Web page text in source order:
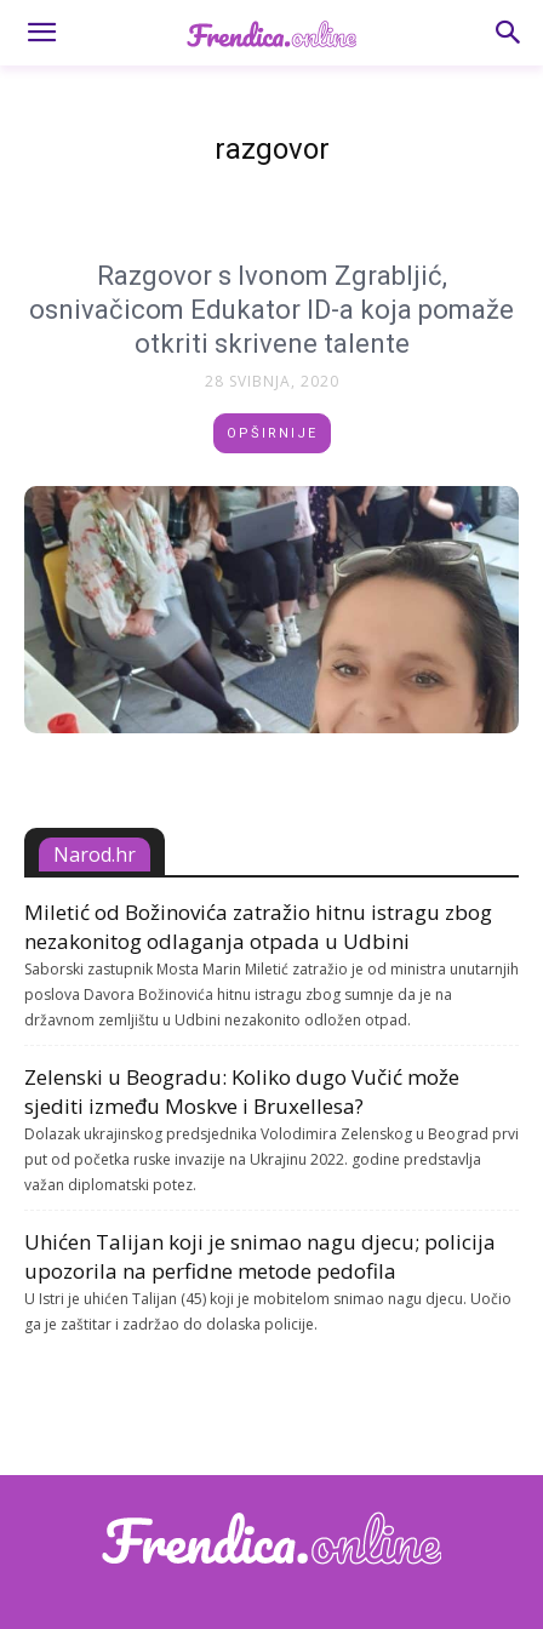
razgovor
Razgovor s Ivonom Zgrabljić,
osnivačicom Edukator ID-a koja pomaže
otkriti skrivene talente
28 SVIBNJA, 2020
OPŠIRNIJE
Narod.hr
Miletić od Božinovića zatražio hitnu istragu zbog
nezakonitog odlaganja otpada u Udbini
Saborski zastupnik Mosta Marin Miletić zatražio je od ministra unutarnjih
poslova Davora Božinovića hitnu istragu zbog sumnje da je na
državnom zemljištu u Udbini nezakonito odložen otpad.
Zelenski u Beogradu: Koliko dugo Vučić može
sjediti između Moskve i Bruxellesa?
Dolazak ukrajinskog predsjednika Volodimira Zelenskog u Beograd prvi
put od početka ruske invazije na Ukrajinu 2022. godine predstavlja
važan diplomatski potez.
Uhićen Talijan koji je snimao nagu djecu; policija
upozorila na perfidne metode pedofila
U Istri je uhićen Talijan (45) koji je mobitelom snimao nagu djecu. Uočio
ga je zaštitar i zadržao do dolaska policije.